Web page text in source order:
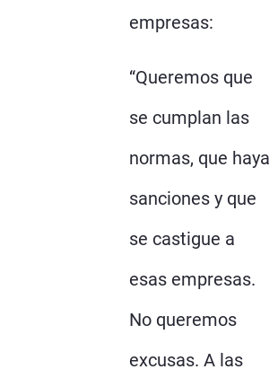
empresas:
“Queremos que
se cumplan las
normas, que haya
sanciones y que
se castigue a
esas empresas.
No queremos
excusas. A las